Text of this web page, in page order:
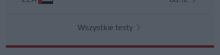
Wszystkie testy